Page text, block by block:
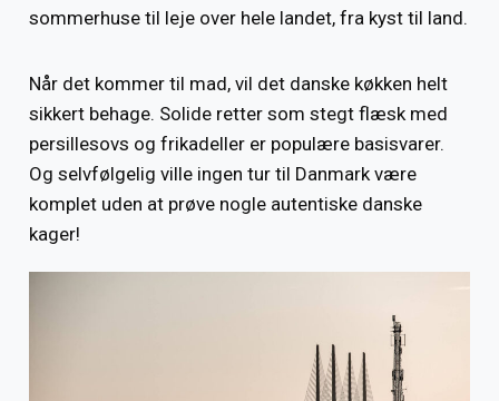
sommerhuse til leje over hele landet, fra kyst til land.
Når det kommer til mad, vil det danske køkken helt
sikkert behage. Solide retter som stegt flæsk med
persillesovs og frikadeller er populære basisvarer.
Og selvfølgelig ville ingen tur til Danmark være
komplet uden at prøve nogle autentiske danske
kager!